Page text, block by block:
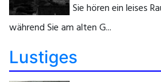
Sie hören ein leises
während Sie am alten G...
Lustiges